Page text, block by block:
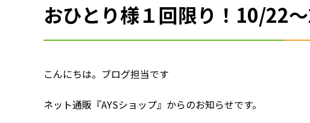
おひとり様１回限り！10/22
こんにちは。ブログ担当です
ネット通販『AYSショップ』からのお知らせです。